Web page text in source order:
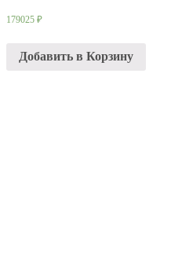
179025 ₽
Добавить в Корзину